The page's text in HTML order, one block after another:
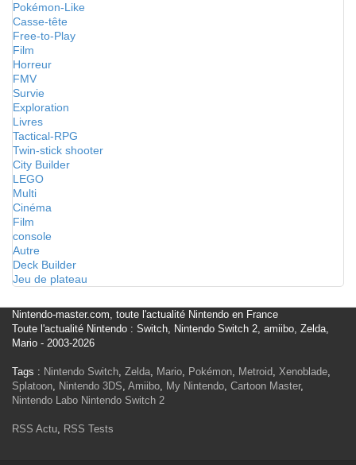
Pokémon-Like
Casse-tête
Free-to-Play
Film
Horreur
FMV
Survie
Exploration
Livres
Tactical-RPG
Twin-stick shooter
City Builder
LEGO
Multi
Cinéma
Film
console
Autre
Deck Builder
Jeu de plateau
Nintendo-master.com, toute l'actualité Nintendo en France
Toute l'actualité Nintendo : Switch, Nintendo Switch 2, amiibo, Zelda,
Mario - 2003-2026
Tags : Nintendo Switch, Zelda, Mario, Pokémon, Metroid, Xenoblade,
Splatoon, Nintendo 3DS, Amiibo, My Nintendo, Cartoon Master,
Nintendo Labo Nintendo Switch 2
RSS Actu, RSS Tests